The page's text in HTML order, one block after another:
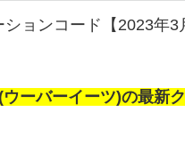
ョンコード【2023年3
ーバーイーツ)の最新